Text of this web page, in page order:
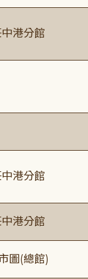
港分館
港分館
港分館
圖(總館)